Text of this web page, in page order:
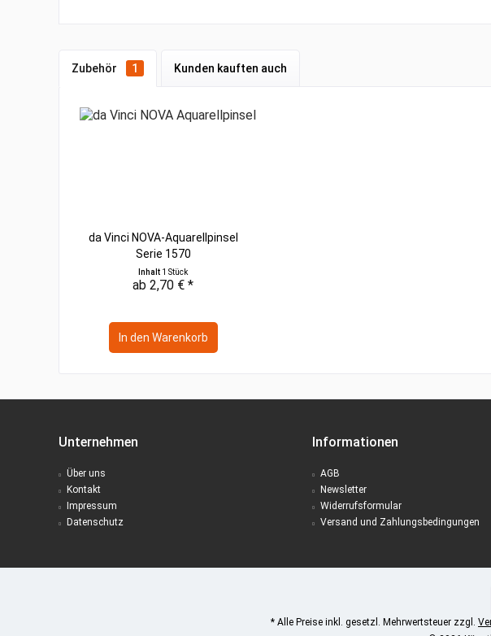
Zubehör 1 Kunden kauften auch
da Vinci NOVA-Aquarellpinsel
Serie 1570
Inhalt 1 Stück
ab 2,70 € *
In den Warenkorb
Unternehmen
Über uns
Kontakt
Impressum
Datenschutz
Informationen
AGB
Newsletter
Widerrufsformular
Versand und Zahlungsbedingungen
* Alle Preise inkl. gesetzl. Mehrwertsteuer zzgl.